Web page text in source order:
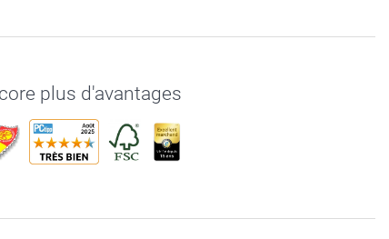
plus d'avantages